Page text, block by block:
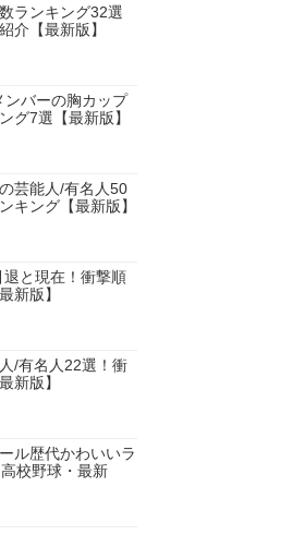
ランキング32選
介【最新版】
ンバーの胸カップ
グ7選【最新版】
芸能人/有名人50
キング【最新版】
と現在！衝撃順
新版】
/有名人22選！衝
新版】
ル歴代かわいいラ
校野球・最新